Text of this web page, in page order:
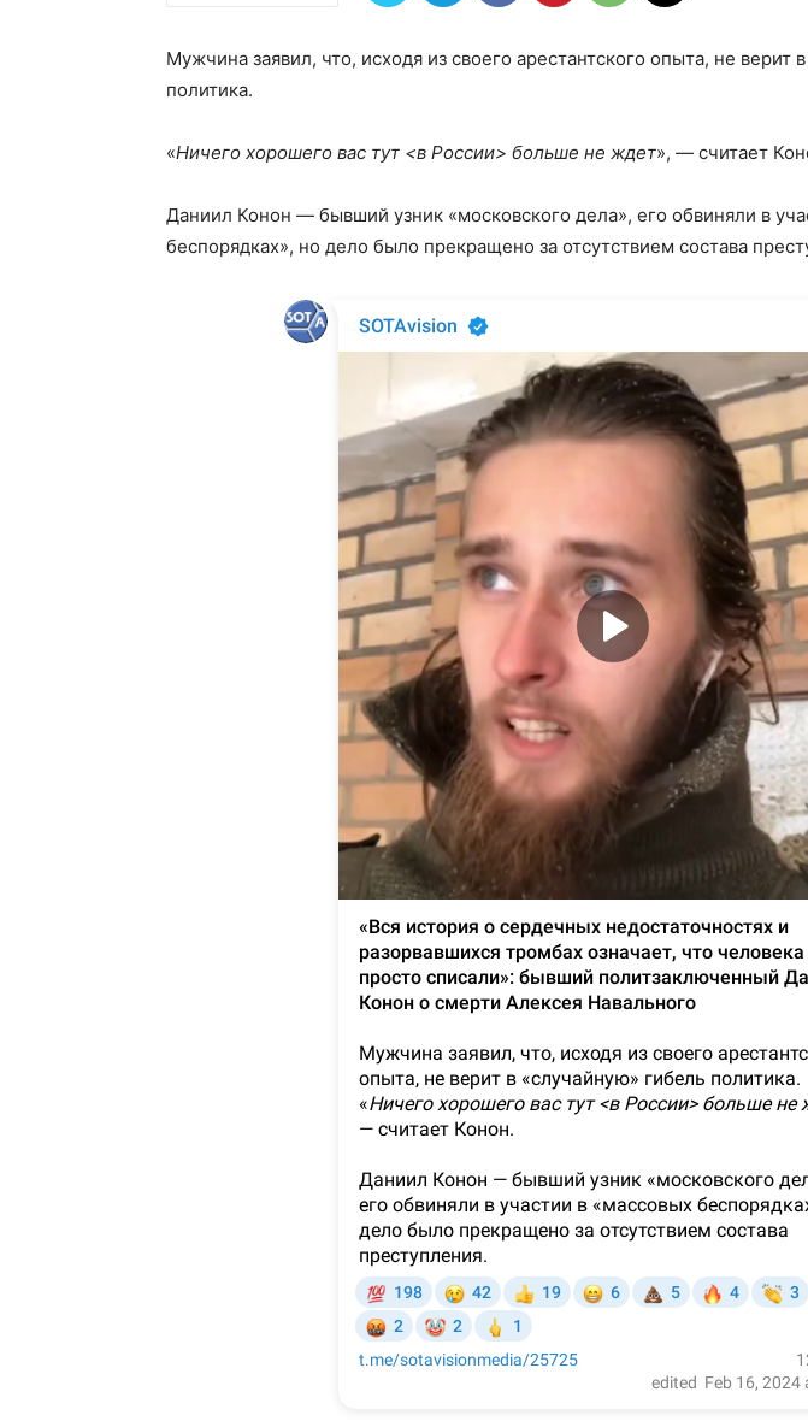
Мужчина заявил, что, исходя из своего арестантского опыта, не верит
политика.
«Ничего хорошего вас тут <в России> больше не ждет», — считает
Даниил Конон — бывший узник «московского дела», его обвиняли в
беспорядках», но дело было прекращено за отсутствием состава